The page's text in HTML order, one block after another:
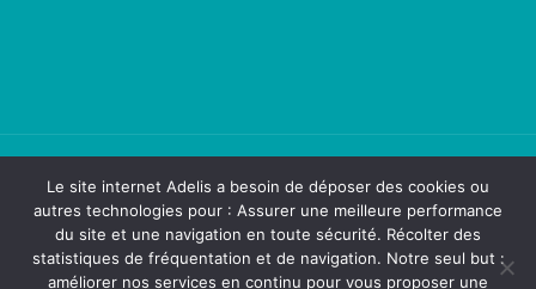
© 2022 Association Adelis - Saint Siméon de Bressieux.
Réalisation dk&friends
Le site internet Adelis a besoin de déposer des cookies ou
autres technologies pour : Assurer une meilleure performance
du site et une navigation en toute sécurité. Récolter des
statistiques de fréquentation et de navigation. Notre seul but :
améliorer nos services en continu pour vous proposer une